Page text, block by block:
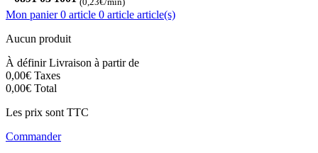
(0,23€/min)
Mon panier 0 article 0 article article(s)
Aucun produit
À définirLivraison à partir de
0,00€ Taxes
0,00€ Total
Les prix sont TTC
Commander